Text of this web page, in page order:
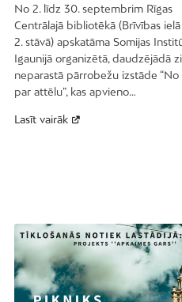
No 2. līdz 30. septembrim Rīgas
Centrālajā bibliotēkā (Brīvības
2. stāvā) apskatāma Somijas
Igaunijā organizētā, daudzējādā
neparastā pārrobežu izstāde “No
par attēlu”, kas apvieno…
Lasīt vairāk